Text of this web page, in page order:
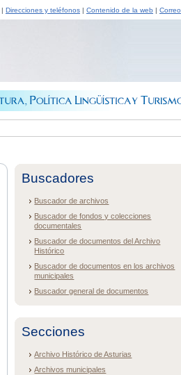
| Direcciones y teléfonos | Contenido de la web | Correo
Buscadores
Buscador de archivos
Buscador de fondos y colecciones
documentales
Buscador de documentos del Archivo
Histórico
Buscador de documentos en los archivos
municipales
Buscador general de documentos
Secciones
Archivo Histórico de Asturias
Archivos municipales